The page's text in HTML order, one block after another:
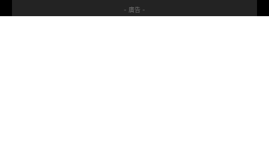
- 廣告 -